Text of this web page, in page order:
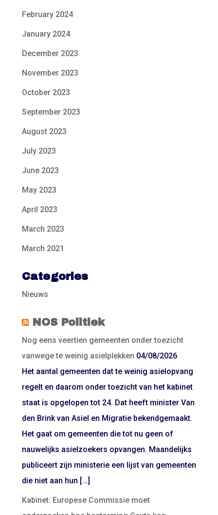
February 2024
January 2024
December 2023
November 2023
October 2023
September 2023
August 2023
July 2023
June 2023
May 2023
April 2023
March 2023
March 2021
Categories
Nieuws
NOS Politiek
Nog eens veertien gemeenten onder toezicht
vanwege te weinig asielplekken 04/08/2026
Het aantal gemeenten dat te weinig asielopvang
regelt en daarom onder toezicht van het kabinet
staat is opgelopen tot 24. Dat heeft minister Van
den Brink van Asiel en Migratie bekendgemaakt.
Het gaat om gemeenten die tot nu geen of
nauwelijks asielzoekers opvangen. Maandelijks
publiceert zijn ministerie een lijst van gemeenten
die niet aan hun […]
Kabinet: Europese Commissie moet